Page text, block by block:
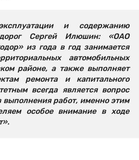
и содержанию
дорог Сергей Илюшин: «ОАО
из года в год занимается
автомобильных
районе, а также выполняет
ремонта и капитального
всегда является вопрос
выполнения работ, именно этим
особое внимание в ходе